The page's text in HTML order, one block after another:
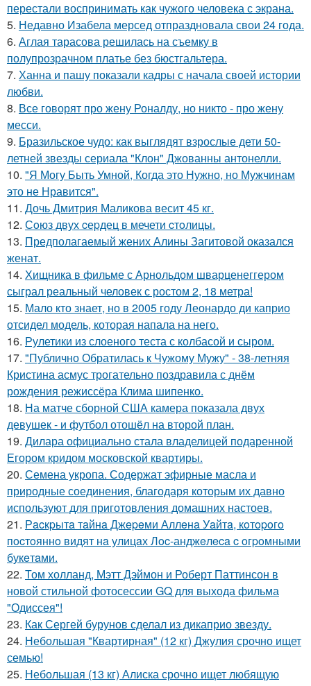
перестали воспринимать как чужого человека с экрана.
5. Недавно Изабела мерсед отпраздновала свои 24 года.
6. Аглая тарасова решилась на съемку в
полупрозрачном платье без бюстгальтера.
7. Ханна и пашу показали кадры с начала своей истории
любви.
8. Все говорят про жену Роналду, но никто - про жену
месси.
9. Бразильское чудо: как выглядят взрослые дети 50-
летней звезды сериала "Клон" Джованны антонелли.
10. "Я Могу Быть Умной, Когда это Нужно, но Мужчинам
это не Нравится".
11. Дочь Дмитрия Маликова весит 45 кг.
12. Сoюз двух cеpдец в мечети cтoлицы.
13. Предполагаемый жених Алины Загитовой оказался
женат.
14. Хищника в фильме с Арнольдом шварценеггером
сыграл реальный человек с ростом 2, 18 метра!
15. Мало кто знает, но в 2005 году Леонардо ди каприо
отсидел модель, которая напала на него.
16. Рулетики из слоеного теста с колбасой и сыром.
17. "Публично Обратилась к Чужому Мужу" - 38-летняя
Кристина асмус трогательно поздравила с днём
рождения режиссёра Клима шипенко.
18. На матче сборной США камера показала двух
девушек - и футбол отошёл на второй план.
19. Дилара официально стала владелицей подаренной
Егором кридом московской квартиры.
20. Семена укропа. Содержат эфирные масла и
природные соединения, благодаря которым их давно
используют для приготовления домашних настоев.
21. Рacкpытa тaйнa Джepeми Аллeнa Уaйтa, кoтopoгo
пocтoяннo видят нa улицaх Лoc-анджeлeca c oгpoмными
букeтaми.
22. Том холланд, Мэтт Дэймон и Роберт Паттинсон в
новой стильной фотосессии GQ для выхода фильма
"Одиссея"!
23. Как Сергей бурунов сделал из дикаприо звезду.
24. Небольшая "Квартирная" (12 кг) Джулия срочно ищет
семью!
25. Небольшая (13 кг) Алиска срочно ищет любящую